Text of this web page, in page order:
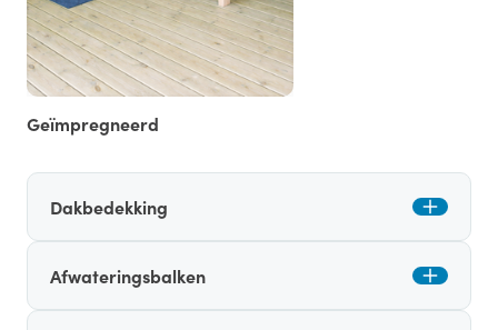
Geïmpregneerd
Dakbedekking
Afwateringsbalken